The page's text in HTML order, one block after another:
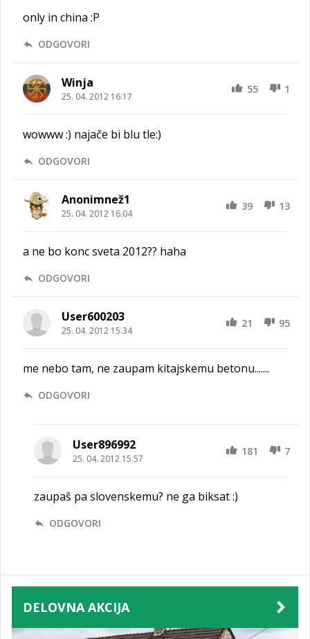
only in china :P
ODGOVORI
Winja
25. 04. 2012 16.17
55 1
wowww :) najače bi blu tle:)
ODGOVORI
Anonimnež1
25. 04. 2012 16.04
39 13
a ne bo konc sveta 2012?? haha
ODGOVORI
User600203
25. 04. 2012 15.34
21 95
me nebo tam, ne zaupam kitajskemu betonu.......
ODGOVORI
User896992
25. 04. 2012 15.57
181 7
zaupaš pa slovenskemu? ne ga biksat :)
ODGOVORI
DELOVNA AKCIJA